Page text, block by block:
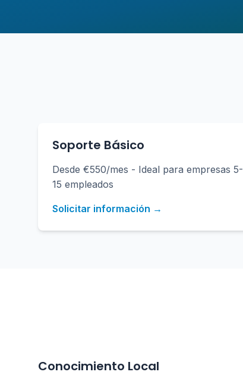
Soporte Básico
Desde €550/mes - Ideal para empresas 5-
15 empleados
Solicitar información →
Conocimiento Local